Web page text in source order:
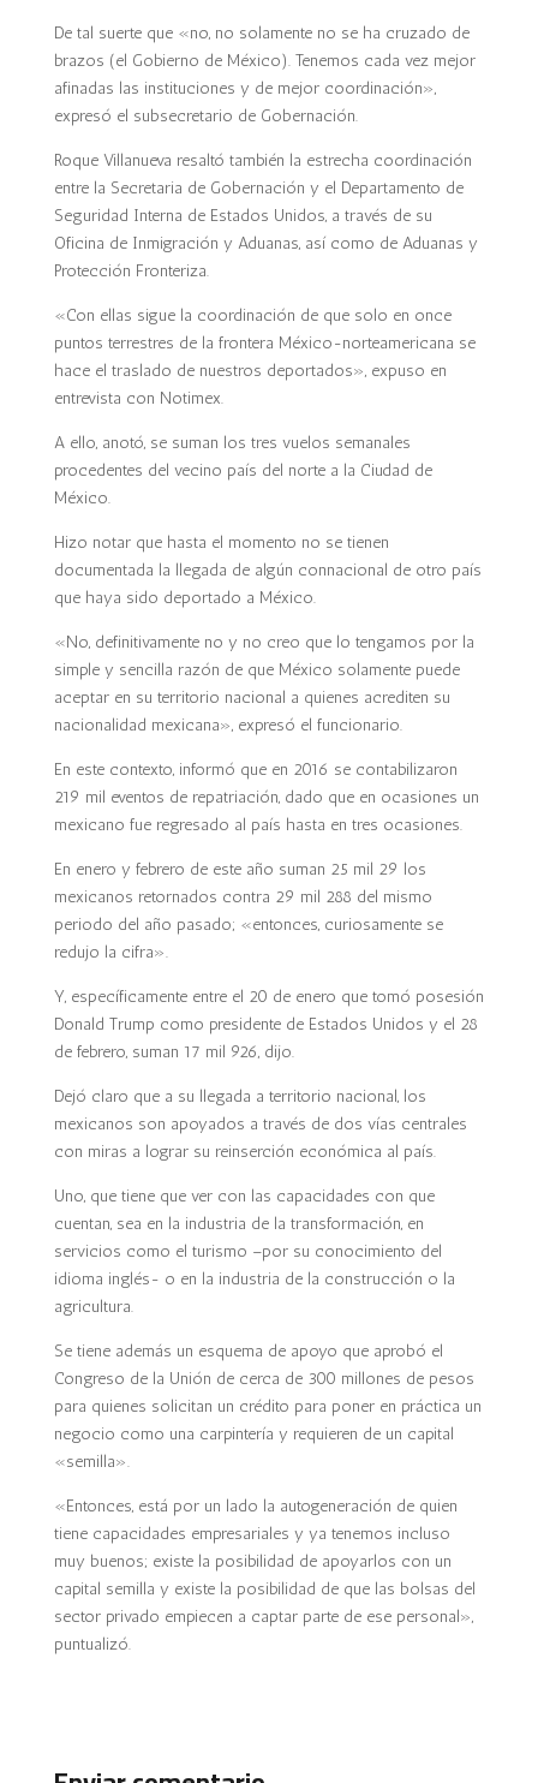
De tal suerte que «no, no solamente no se ha cruzado de
brazos (el Gobierno de México). Tenemos cada vez mejor
afinadas las instituciones y de mejor coordinación»,
expresó el subsecretario de Gobernación.
Roque Villanueva resaltó también la estrecha coordinación
entre la Secretaria de Gobernación y el Departamento de
Seguridad Interna de Estados Unidos, a través de su
Oficina de Inmigración y Aduanas, así como de Aduanas y
Protección Fronteriza.
«Con ellas sigue la coordinación de que solo en once
puntos terrestres de la frontera México-norteamericana se
hace el traslado de nuestros deportados», expuso en
entrevista con Notimex.
A ello, anotó, se suman los tres vuelos semanales
procedentes del vecino país del norte a la Ciudad de
México.
Hizo notar que hasta el momento no se tienen
documentada la llegada de algún connacional de otro país
que haya sido deportado a México.
«No, definitivamente no y no creo que lo tengamos por la
simple y sencilla razón de que México solamente puede
aceptar en su territorio nacional a quienes acrediten su
nacionalidad mexicana», expresó el funcionario.
En este contexto, informó que en 2016 se contabilizaron
219 mil eventos de repatriación, dado que en ocasiones un
mexicano fue regresado al país hasta en tres ocasiones.
En enero y febrero de este año suman 25 mil 29 los
mexicanos retornados contra 29 mil 288 del mismo
periodo del año pasado; «entonces, curiosamente se
redujo la cifra».
Y, específicamente entre el 20 de enero que tomó posesión
Donald Trump como presidente de Estados Unidos y el 28
de febrero, suman 17 mil 926, dijo.
Dejó claro que a su llegada a territorio nacional, los
mexicanos son apoyados a través de dos vías centrales
con miras a lograr su reinserción económica al país.
Uno, que tiene que ver con las capacidades con que
cuentan, sea en la industria de la transformación, en
servicios como el turismo –por su conocimiento del
idioma inglés- o en la industria de la construcción o la
agricultura.
Se tiene además un esquema de apoyo que aprobó el
Congreso de la Unión de cerca de 300 millones de pesos
para quienes solicitan un crédito para poner en práctica un
negocio como una carpintería y requieren de un capital
«semilla».
«Entonces, está por un lado la autogeneración de quien
tiene capacidades empresariales y ya tenemos incluso
muy buenos; existe la posibilidad de apoyarlos con un
capital semilla y existe la posibilidad de que las bolsas del
sector privado empiecen a captar parte de ese personal»,
puntualizó.